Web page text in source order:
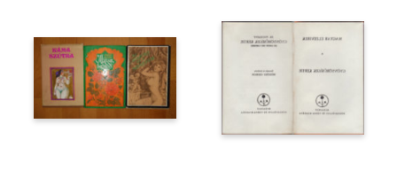
Természettudomány
Történelem
Vallás